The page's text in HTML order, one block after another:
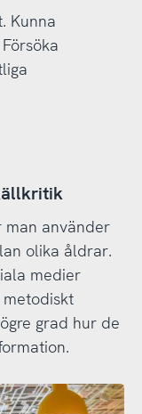
Kunna
man använder
olika åldrar.
medier
grad hur de